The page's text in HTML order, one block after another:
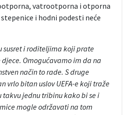
vatrootporna i otporna
stepenice i hodni podesti neće
susret i roditeljima koji prate
Omogućavamo im da na
način to rade. S druge
vrlo bitan uslov UEFA-e koji traže
jednu tribinu kako bi se i
mogle održavati na tom